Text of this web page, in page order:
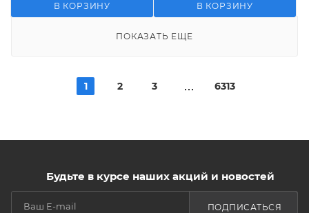
В КОРЗИНУ В КОРЗИНУ
ПОКАЗАТЬ ЕЩЕ
1 2 3 6313
Будьте в курсе наших акций и новостей
ПОДПИСАТЬСЯ